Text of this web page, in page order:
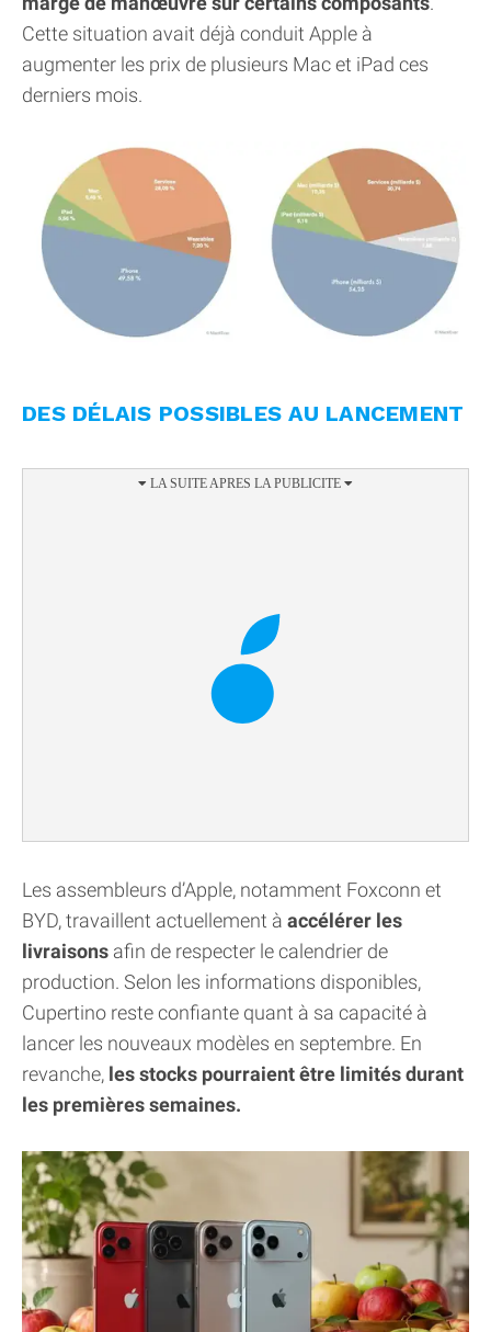
Cette situation avait déjà conduit Apple à
augmenter les prix de plusieurs Mac et iPad ces
derniers mois.
DES DÉLAIS POSSIBLES AU LANCEMENT
Les assembleurs d’Apple, notamment Foxconn et
BYD, travaillent actuellement à accélérer les
livraisons afin de respecter le calendrier de
production. Selon les informations disponibles,
Cupertino reste confiante quant à sa capacité à
lancer les nouveaux modèles en septembre. En
revanche, les stocks pourraient être limités durant
les premières semaines.